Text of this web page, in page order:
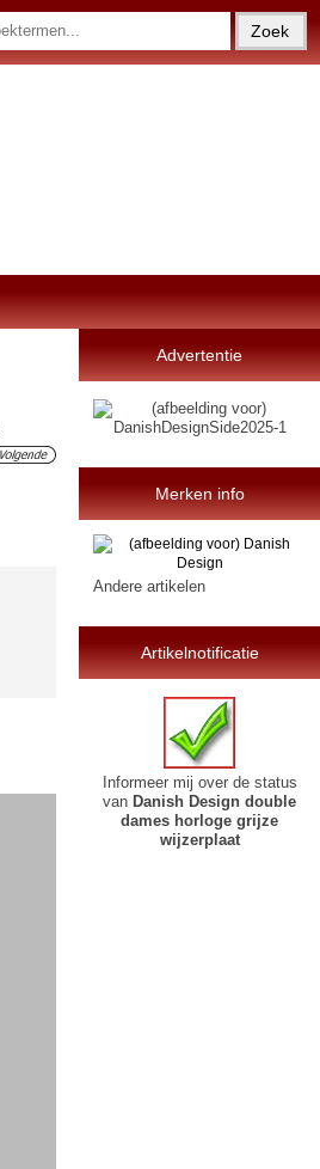
Advertentie
Merken info
Andere artikelen
Artikelnotificatie
Informeer mij over de status
van Danish Design double
dames horloge grijze
wijzerplaat